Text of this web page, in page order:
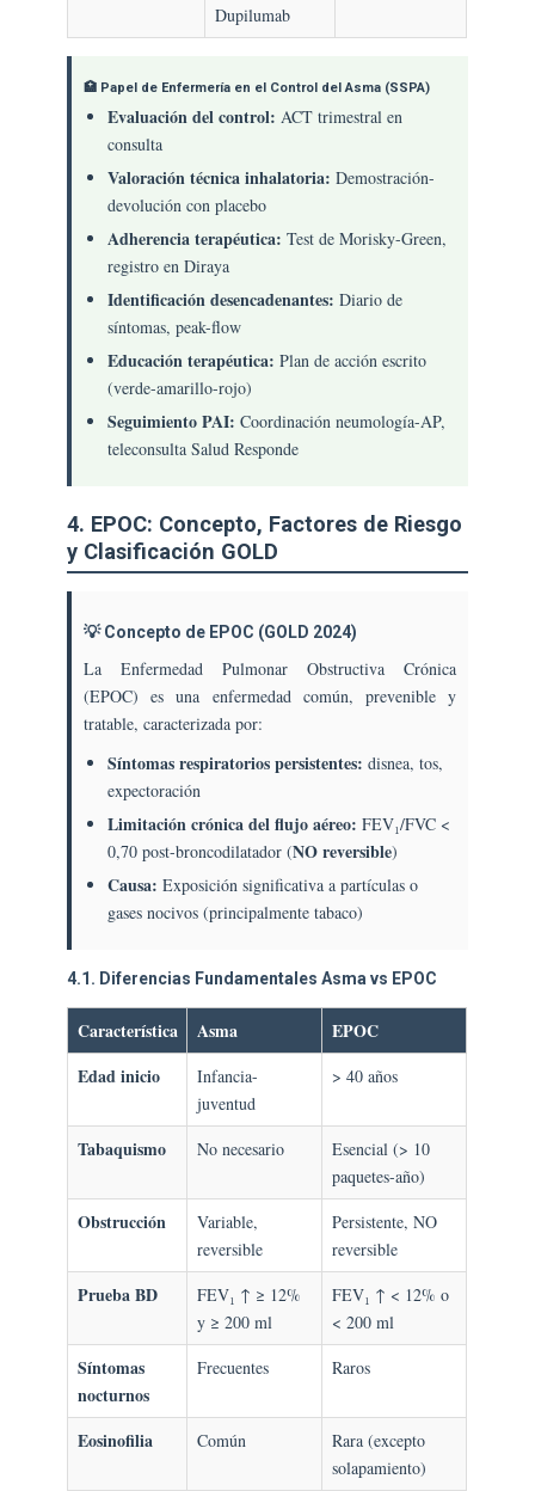
Dupilumab
🏥 Papel de Enfermería en el Control del Asma (SSPA)
Evaluación del control: ACT trimestral en
consulta
Valoración técnica inhalatoria: Demostración-
devolución con placebo
Adherencia terapéutica: Test de Morisky-Green,
registro en Diraya
Identificación desencadenantes: Diario de
síntomas, peak-flow
Educación terapéutica: Plan de acción escrito
(verde-amarillo-rojo)
Seguimiento PAI: Coordinación neumología-AP,
teleconsulta Salud Responde
4. EPOC: Concepto, Factores de Riesgo
y Clasificación GOLD
💡 Concepto de EPOC (GOLD 2024)
La Enfermedad Pulmonar Obstructiva Crónica
(EPOC) es una enfermedad común, prevenible y
tratable, caracterizada por:
Síntomas respiratorios persistentes: disnea, tos,
expectoración
Limitación crónica del flujo aéreo: FEV₁/FVC <
0,70 post-broncodilatador (NO reversible)
Causa: Exposición significativa a partículas o
gases nocivos (principalmente tabaco)
4.1. Diferencias Fundamentales Asma vs EPOC
Característica Asma
EPOC
Edad inicio
Infancia-
juventud
> 40 años
Tabaquismo No necesario
Esencial (> 10
paquetes-año)
Obstrucción
Variable,
reversible
Persistente, NO
reversible
Prueba BD
FEV₁ ↑ ≥ 12%
y ≥ 200 ml
FEV₁ ↑ < 12% o
< 200 ml
Síntomas
nocturnos
Frecuentes Raros
Eosinofilia Común
Rara (excepto
solapamiento)